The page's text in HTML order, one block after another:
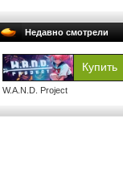
Недавно смотрели
W.A.N.D. Project